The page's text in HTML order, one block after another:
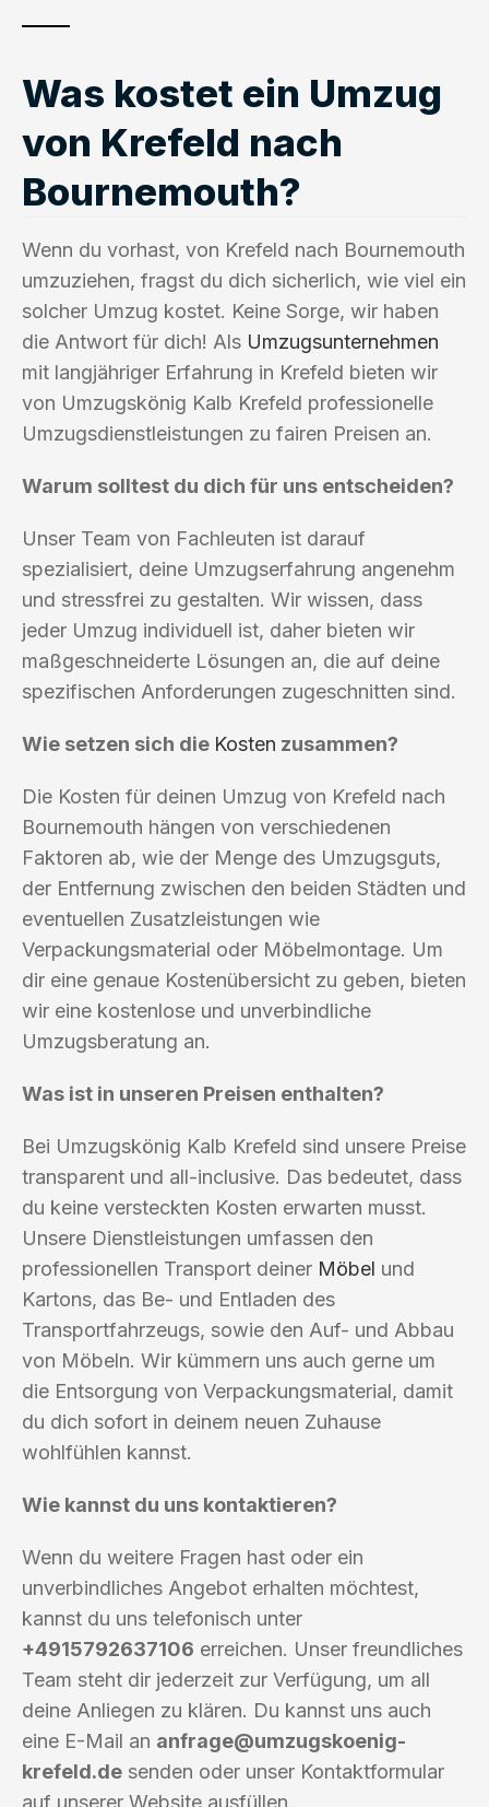
Was kostet ein Umzug
von Krefeld nach
Bournemouth?
Wenn du vorhast, von Krefeld nach Bournemouth
umzuziehen, fragst du dich sicherlich, wie viel ein
solcher Umzug kostet. Keine Sorge, wir haben
die Antwort für dich! Als Umzugsunternehmen
mit langjähriger Erfahrung in Krefeld bieten wir
von Umzugskönig Kalb Krefeld professionelle
Umzugsdienstleistungen zu fairen Preisen an.
Warum solltest du dich für uns entscheiden?
Unser Team von Fachleuten ist darauf
spezialisiert, deine Umzugserfahrung angenehm
und stressfrei zu gestalten. Wir wissen, dass
jeder Umzug individuell ist, daher bieten wir
maßgeschneiderte Lösungen an, die auf deine
spezifischen Anforderungen zugeschnitten sind.
Wie setzen sich die Kosten zusammen?
Die Kosten für deinen Umzug von Krefeld nach
Bournemouth hängen von verschiedenen
Faktoren ab, wie der Menge des Umzugsguts,
der Entfernung zwischen den beiden Städten und
eventuellen Zusatzleistungen wie
Verpackungsmaterial oder Möbelmontage. Um
dir eine genaue Kostenübersicht zu geben, bieten
wir eine kostenlose und unverbindliche
Umzugsberatung an.
Was ist in unseren Preisen enthalten?
Bei Umzugskönig Kalb Krefeld sind unsere Preise
transparent und all-inclusive. Das bedeutet, dass
du keine versteckten Kosten erwarten musst.
Unsere Dienstleistungen umfassen den
professionellen Transport deiner Möbel und
Kartons, das Be- und Entladen des
Transportfahrzeugs, sowie den Auf- und Abbau
von Möbeln. Wir kümmern uns auch gerne um
die Entsorgung von Verpackungsmaterial, damit
du dich sofort in deinem neuen Zuhause
wohlfühlen kannst.
Wie kannst du uns kontaktieren?
Wenn du weitere Fragen hast oder ein
unverbindliches Angebot erhalten möchtest,
kannst du uns telefonisch unter
+4915792637106 erreichen. Unser freundliches
Team steht dir jederzeit zur Verfügung, um all
deine Anliegen zu klären. Du kannst uns auch
eine E-Mail an anfrage@umzugskoenig-
krefeld.de senden oder unser Kontaktformular
auf unserer Website ausfüllen.